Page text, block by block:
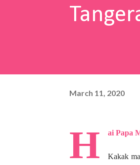
March 11, 2020
H ai Papa
Kakak